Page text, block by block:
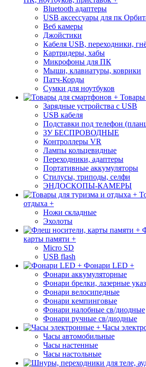
Bluetooth адаптеры
USB аксессуары для пк
Веб камеры
Джойстики
Кабеля USB, переходники,
Картридеры, хабы
Микрофоны для ПК
Мыши, клавиатуры, коврики
Патч-Корды
Сумки для ноутбуков
Товары
Зарядные устройства с USB
USB кабеля
Подставки под телефон
ЗУ БЕСПРОВОДНЫЕ
Контроллеры VR
Лампы кольцевидные
Переходники, адаптеры
Портативные аккумуляторы
Стилусы, триподы, селфи
ЭНДОСКОПЫ-КАМЕРЫ
отдыха +
Ножи складные
Эхолоты
карты памяти +
Micro SD
USB flash
Фонари LED +
Фонари аккумуляторные
Фонари брелки, лазерные
Фонари велосипедные
Фонари кемпинговые
Фонари налобные св/диодные
Фонари ручные св/диодные
Часы
Часы автомобильные
Часы настенные
Часы настольные